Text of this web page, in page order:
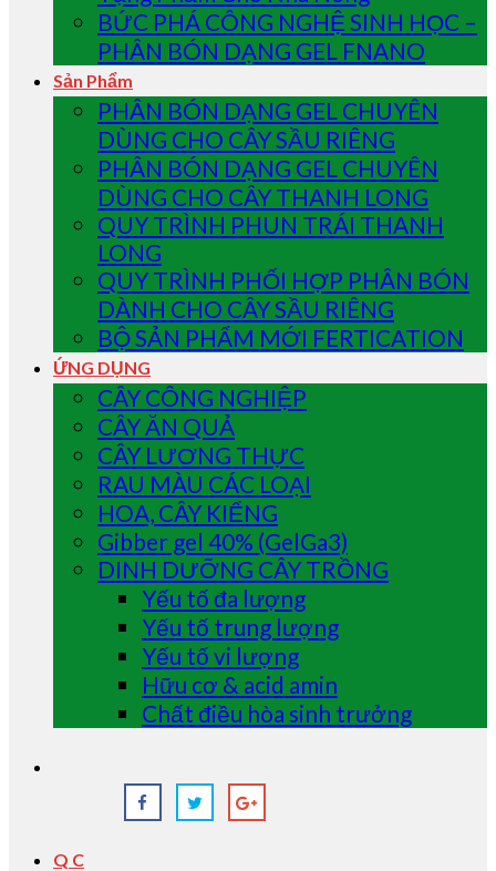
BỨC PHÁ CÔNG NGHỆ SINH HỌC –
PHÂN BÓN DẠNG GEL FNANO
Sản Phẩm
PHÂN BÓN DẠNG GEL CHUYÊN
DÙNG CHO CÂY SẦU RIÊNG
PHÂN BÓN DẠNG GEL CHUYÊN
DÙNG CHO CÂY THANH LONG
QUY TRÌNH PHUN TRÁI THANH
LONG
QUY TRÌNH PHỐI HỢP PHÂN BÓN
DÀNH CHO CÂY SẦU RIÊNG
BỘ SẢN PHẨM MỚI FERTICATION
ỨNG DỤNG
CÂY CÔNG NGHIỆP
CÂY ĂN QUẢ
CÂY LƯƠNG THỰC
RAU MÀU CÁC LOẠI
HOA, CÂY KIỂNG
Gibber gel 40% (GelGa3)
DINH DƯỠNG CÂY TRỒNG
Yếu tố đa lượng
Yếu tố trung lượng
Yếu tố vi lượng
Hữu cơ & acid amin
Chất điều hòa sinh trưởng
Q C